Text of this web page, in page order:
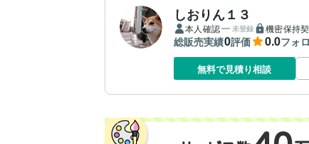
しおりん１３
本人確認 未登録 機密保持
総販売実績0評価 0.0フォ
無料で見積り相談